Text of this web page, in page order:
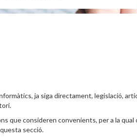
ja siga directament, legislació,
que consideren convenients, per a la qual
secció.